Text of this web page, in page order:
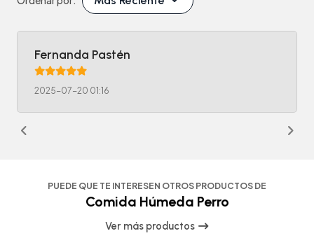
Fernanda Pastén
2025-07-20 01:16
PUEDE QUE TE INTERESEN OTROS PRODUCTOS DE
Comida Húmeda Perro
Ver más productos